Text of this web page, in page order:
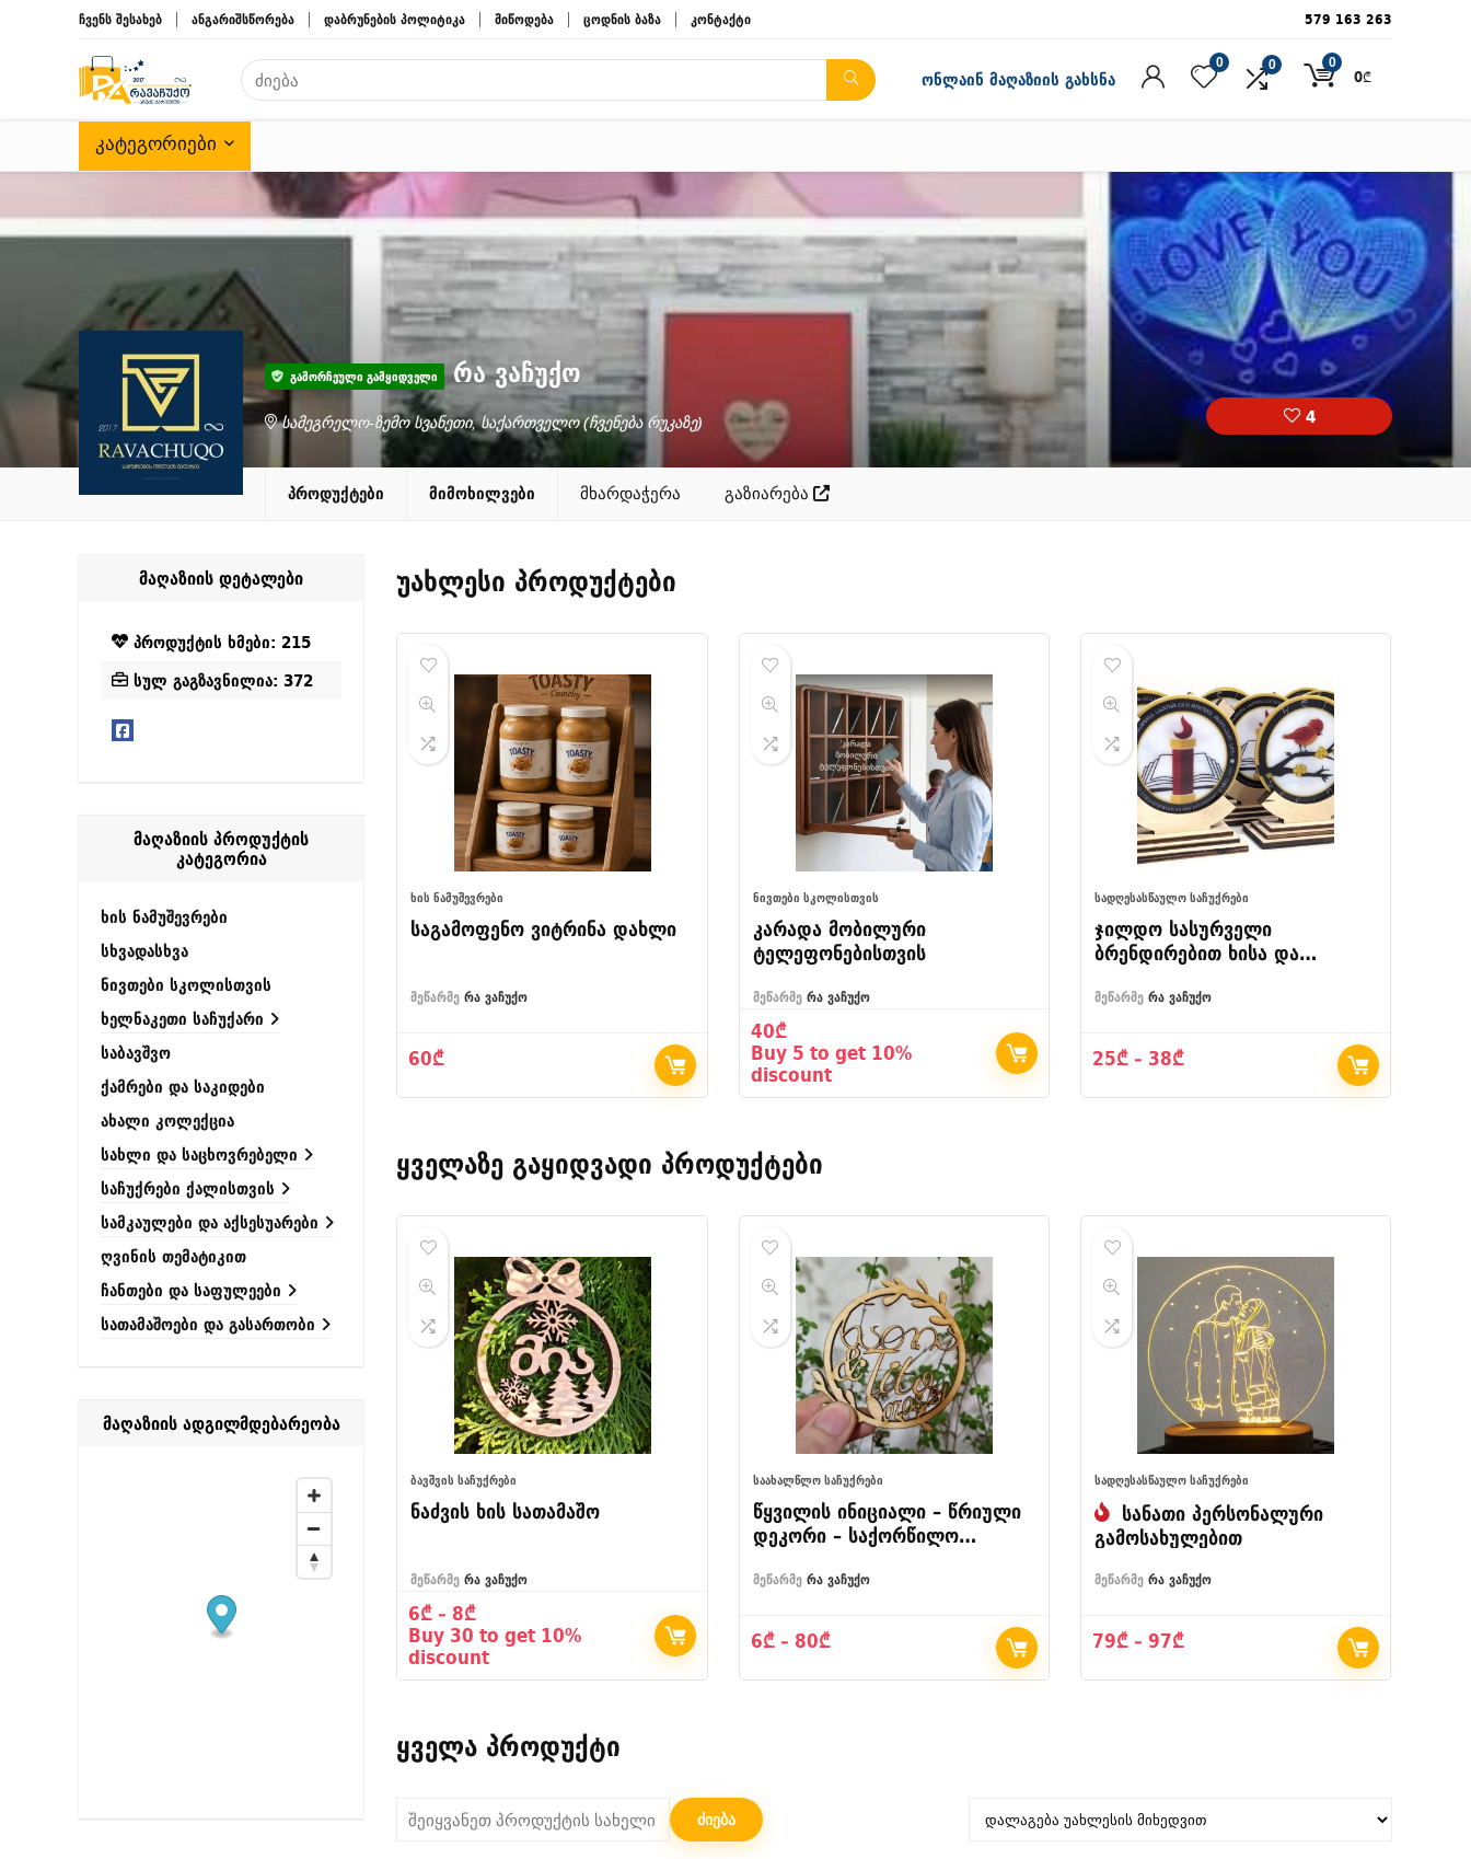
ჩვენს შესახებ ანგარიშსწორება დაბრუნების პოლიტიკა მიწოდება ცოდნის ბაზა კონტაქტი 579 163 263
ონლაინ მაღაზიის გახსნა
0 0 0
0₾
ᲙᲐᲢᲔᲒᲝᲠᲘᲔᲑᲘ
ᲒᲐᲛᲝᲠᲩᲔᲣᲚᲘ ᲒᲐᲛᲧᲘᲓᲕᲔᲚᲘ რა ვაჩუქო
სამეგრელო-ზემო სვანეთი, საქართველო(ჩვენება რუკაზე) 4
პროდუქტები მიმოხილვები გაზიარება
მხარდაჭერა
უახლესი პროდუქტები
ᲮᲘᲡ ᲜᲐᲛᲣᲨᲔᲕᲠᲔᲑᲘ
საგამოფენო ვიტრინა დახლი
მეწარმე რა ვაჩუქო
60₾
ᲜᲘᲕᲗᲔᲑᲘ ᲡᲙᲝᲚᲘᲡᲗᲕᲘᲡ
კარადა მობილური
ტელეფონებისთვის
მეწარმე რა ვაჩუქო
40₾
Buy 5 to get 10%
discount
ᲡᲐᲓᲦᲔᲡᲐᲡᲬᲐᲣᲚᲝ ᲡᲐᲩᲣᲥᲠᲔᲑᲘ
ჯილდო სასურველი
ბრენდირებით ხისა და
მეწარმე რა ვაჩუქო
25₾– 38₾Price
25₾
ყველაზე გაყიდვადი პროდუქტები
ᲑᲐᲕᲨᲕᲘᲡ ᲡᲐᲩᲣᲥᲠᲔᲑᲘ
ნაძვის ხის სათამაშო
მეწარმე რა ვაჩუქო
6₾ – 8₾Price
range:
6₾
through
Buy 30 to get 10%
discount
ᲡᲐᲐᲮᲐᲚᲬᲚᲝ ᲡᲐᲩᲣᲥᲠᲔᲑᲘ
წყვილის ინიციალი – წრიული
დეკორი – საქორწილო
მეწარმე რა ვაჩუქო
6₾– 80₾Price
6₾
ᲡᲐᲓᲦᲔᲡᲐᲡᲬᲐᲣᲚᲝ ᲡᲐᲩᲣᲥᲠᲔᲑᲘ
სანათი პერსონალური
გამოსახულებით
მეწარმე რა ვაჩუქო
79₾– 97₾Price
79₾
ყველა პროდუქტი
მაღაზიის დეტალები
პროდუქტის ხმები: 215
სულ გაგზავნილია: 372
მაღაზიის პროდუქტის
კატეგორია
ხის ნამუშევრები
სხვადასხვა
ნივთები სკოლისთვის
ხელნაკეთი საჩუქარი
საბავშვო
ქამრები და საკიდები
ახალი კოლექცია
სახლი და საცხოვრებელი
საჩუქრები ქალისთვის
სამკაულები და აქსესუარები
ღვინის თემატიკით
ჩანთები და საფულეები
სათამაშოები და გასართობი
მაღაზიის ადგილმდებარეობა